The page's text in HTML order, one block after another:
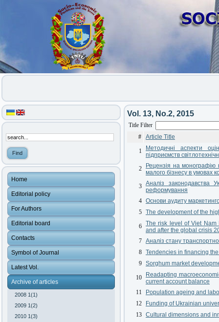
Home
Editorial policy
For Authors
Editorial board
Contacts
Symbol of Journal
Latest Vol.
Archive of articles
2008 1(1)
2009 1(2)
2010 1(3)
Vol. 13, No.2, 2015
Title Filter
#
Article Title
1
Методичні аспекти
підприємств
2
Рецензія на монографію
малого бізнесу в умовах
3 Аналіз законодавства
реформування
4 Основи аудиту
5 The development of the
6 The risk level of Viet
and after the global crisis
7 Аналіз стану
8 Tendencies in financing
9 Sorghum market
10
Readapting
current account balance
11
Population ageing and
12
Funding of Ukrainian
13 Cultural dimensions and